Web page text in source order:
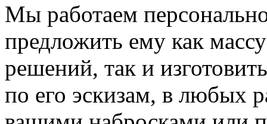
Мы работаем
предложить ему как
решений, так и
по его эскизам, в любых